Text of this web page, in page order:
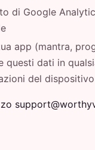
di Google
app (mantra,
questi dati in
del dispositivo